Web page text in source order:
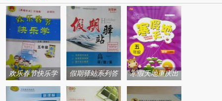
欢乐春节快乐学
系列答案
假期驿站系列答
案
寒假天地重庆出
版社系列答案